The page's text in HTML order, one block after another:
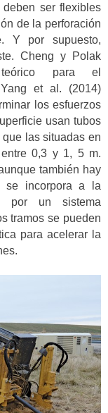
ser flexibles
de la perforación
Y por supuesto,
Cheng y Polak
para el
et al. (2014)
los esfuerzos
usan tubos
las situadas en
0,3 y 1, 5 m.
también hay
se incorpora a la
por un sistema
tramos se pueden
para acelerar la